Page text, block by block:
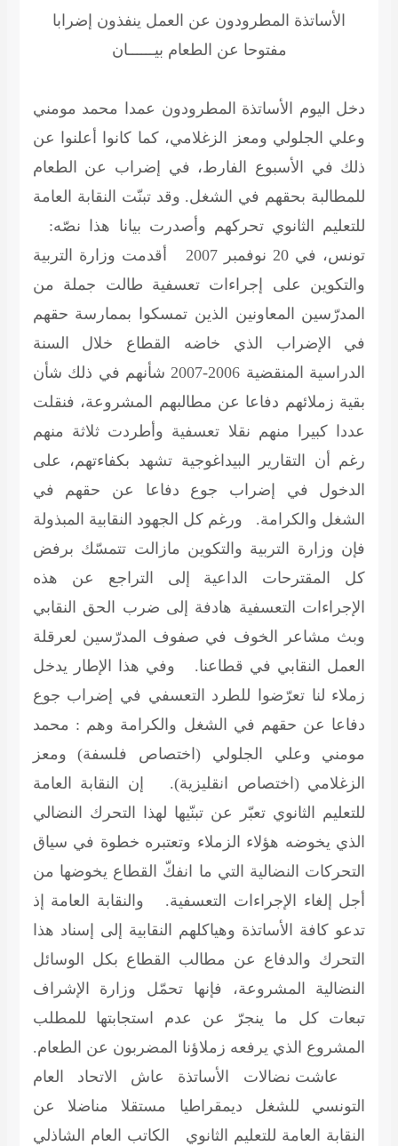
الأساتذة المطرودون عن العمل ينفذون إضرابا
مفتوحا عن الطعام بيــــــان
دخل اليوم الأساتذة المطرودون عمدا محمد مومني
وعلي الجلولي ومعز الزغلامي، كما كانوا أعلنوا عن
ذلك في الأسبوع الفارط، في إضراب عن الطعام
للمطالبة بحقهم في الشغل. وقد تبنّت النقابة العامة
للتعليم الثانوي تحركهم وأصدرت بيانا هذا نصّه:
تونس، في 20 نوفمبر 2007
أقدمت وزارة التربية
والتكوين على إجراءات تعسفية طالت جملة من
المدرّسين المعاونين الذين تمسكوا بممارسة حقهم
في الإضراب الذي خاضه القطاع خلال السنة
الدراسية المنقضية 2006-2007 شأنهم في ذلك شأن
بقية زملائهم دفاعا عن مطالبهم المشروعة، فنقلت
عددا كبيرا منهم نقلا تعسفية وأطردت ثلاثة منهم
رغم أن التقارير البيداغوجية تشهد بكفاءتهم، على
الدخول في إضراب جوع دفاعا عن حقهم في
الشغل والكرامة. ورغم كل الجهود النقابية المبذولة
فإن وزارة التربية والتكوين مازالت تتمسّك برفض
كل المقترحات الداعية إلى التراجع عن هذه
الإجراءات التعسفية هادفة إلى ضرب الحق النقابي
وبث مشاعر الخوف في صفوف المدرّسين لعرقلة
العمل النقابي في قطاعنا. وفي هذا الإطار يدخل
زملاء لنا تعرّضوا للطرد التعسفي في إضراب جوع
دفاعا عن حقهم في الشغل والكرامة وهم : محمد
مومني وعلي الجلولي (اختصاص فلسفة) ومعز
الزغلامي (اختصاص انقليزية). إن النقابة العامة
للتعليم الثانوي تعبّر عن تبنّيها لهذا التحرك النضالي
الذي يخوضه هؤلاء الزملاء وتعتبره خطوة في سياق
التحركات النضالية التي ما انفكّ القطاع يخوضها من
أجل إلغاء الإجراءات التعسفية. والنقابة العامة إذ
تدعو كافة الأساتذة وهياكلهم النقابية إلى إسناد هذا
التحرك والدفاع عن مطالب القطاع بكل الوسائل
النضالية المشروعة، فإنها تحمّل وزارة الإشراف
تبعات كل ما ينجرّ عن عدم استجابتها للمطلب
المشروع الذي يرفعه زملاؤنا المضربون عن الطعام.
عاشت نضالات الأساتذة عاش الاتحاد العام
التونسي للشغل ديمقراطيا مستقلا مناضلا عن
النقابة العامة للتعليم الثانوي
الكاتب العام الشاذلي